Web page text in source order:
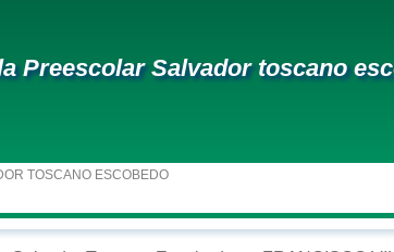
Preescolar Salvador toscano
TOSCANO ESCOBEDO